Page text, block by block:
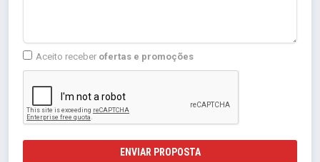
Aceito receber ofertas e promoções
ENVIAR PROPOSTA